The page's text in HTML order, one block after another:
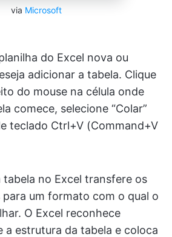
via Microsoft
do Excel nova ou
adicionar a tabela. Clique
do mouse na célula onde
comece, selecione “Colar”
teclado Ctrl+V (Command+V
tabela no Excel transfere os
um formato com o qual o
O Excel reconhece
a estrutura da tabela e coloca